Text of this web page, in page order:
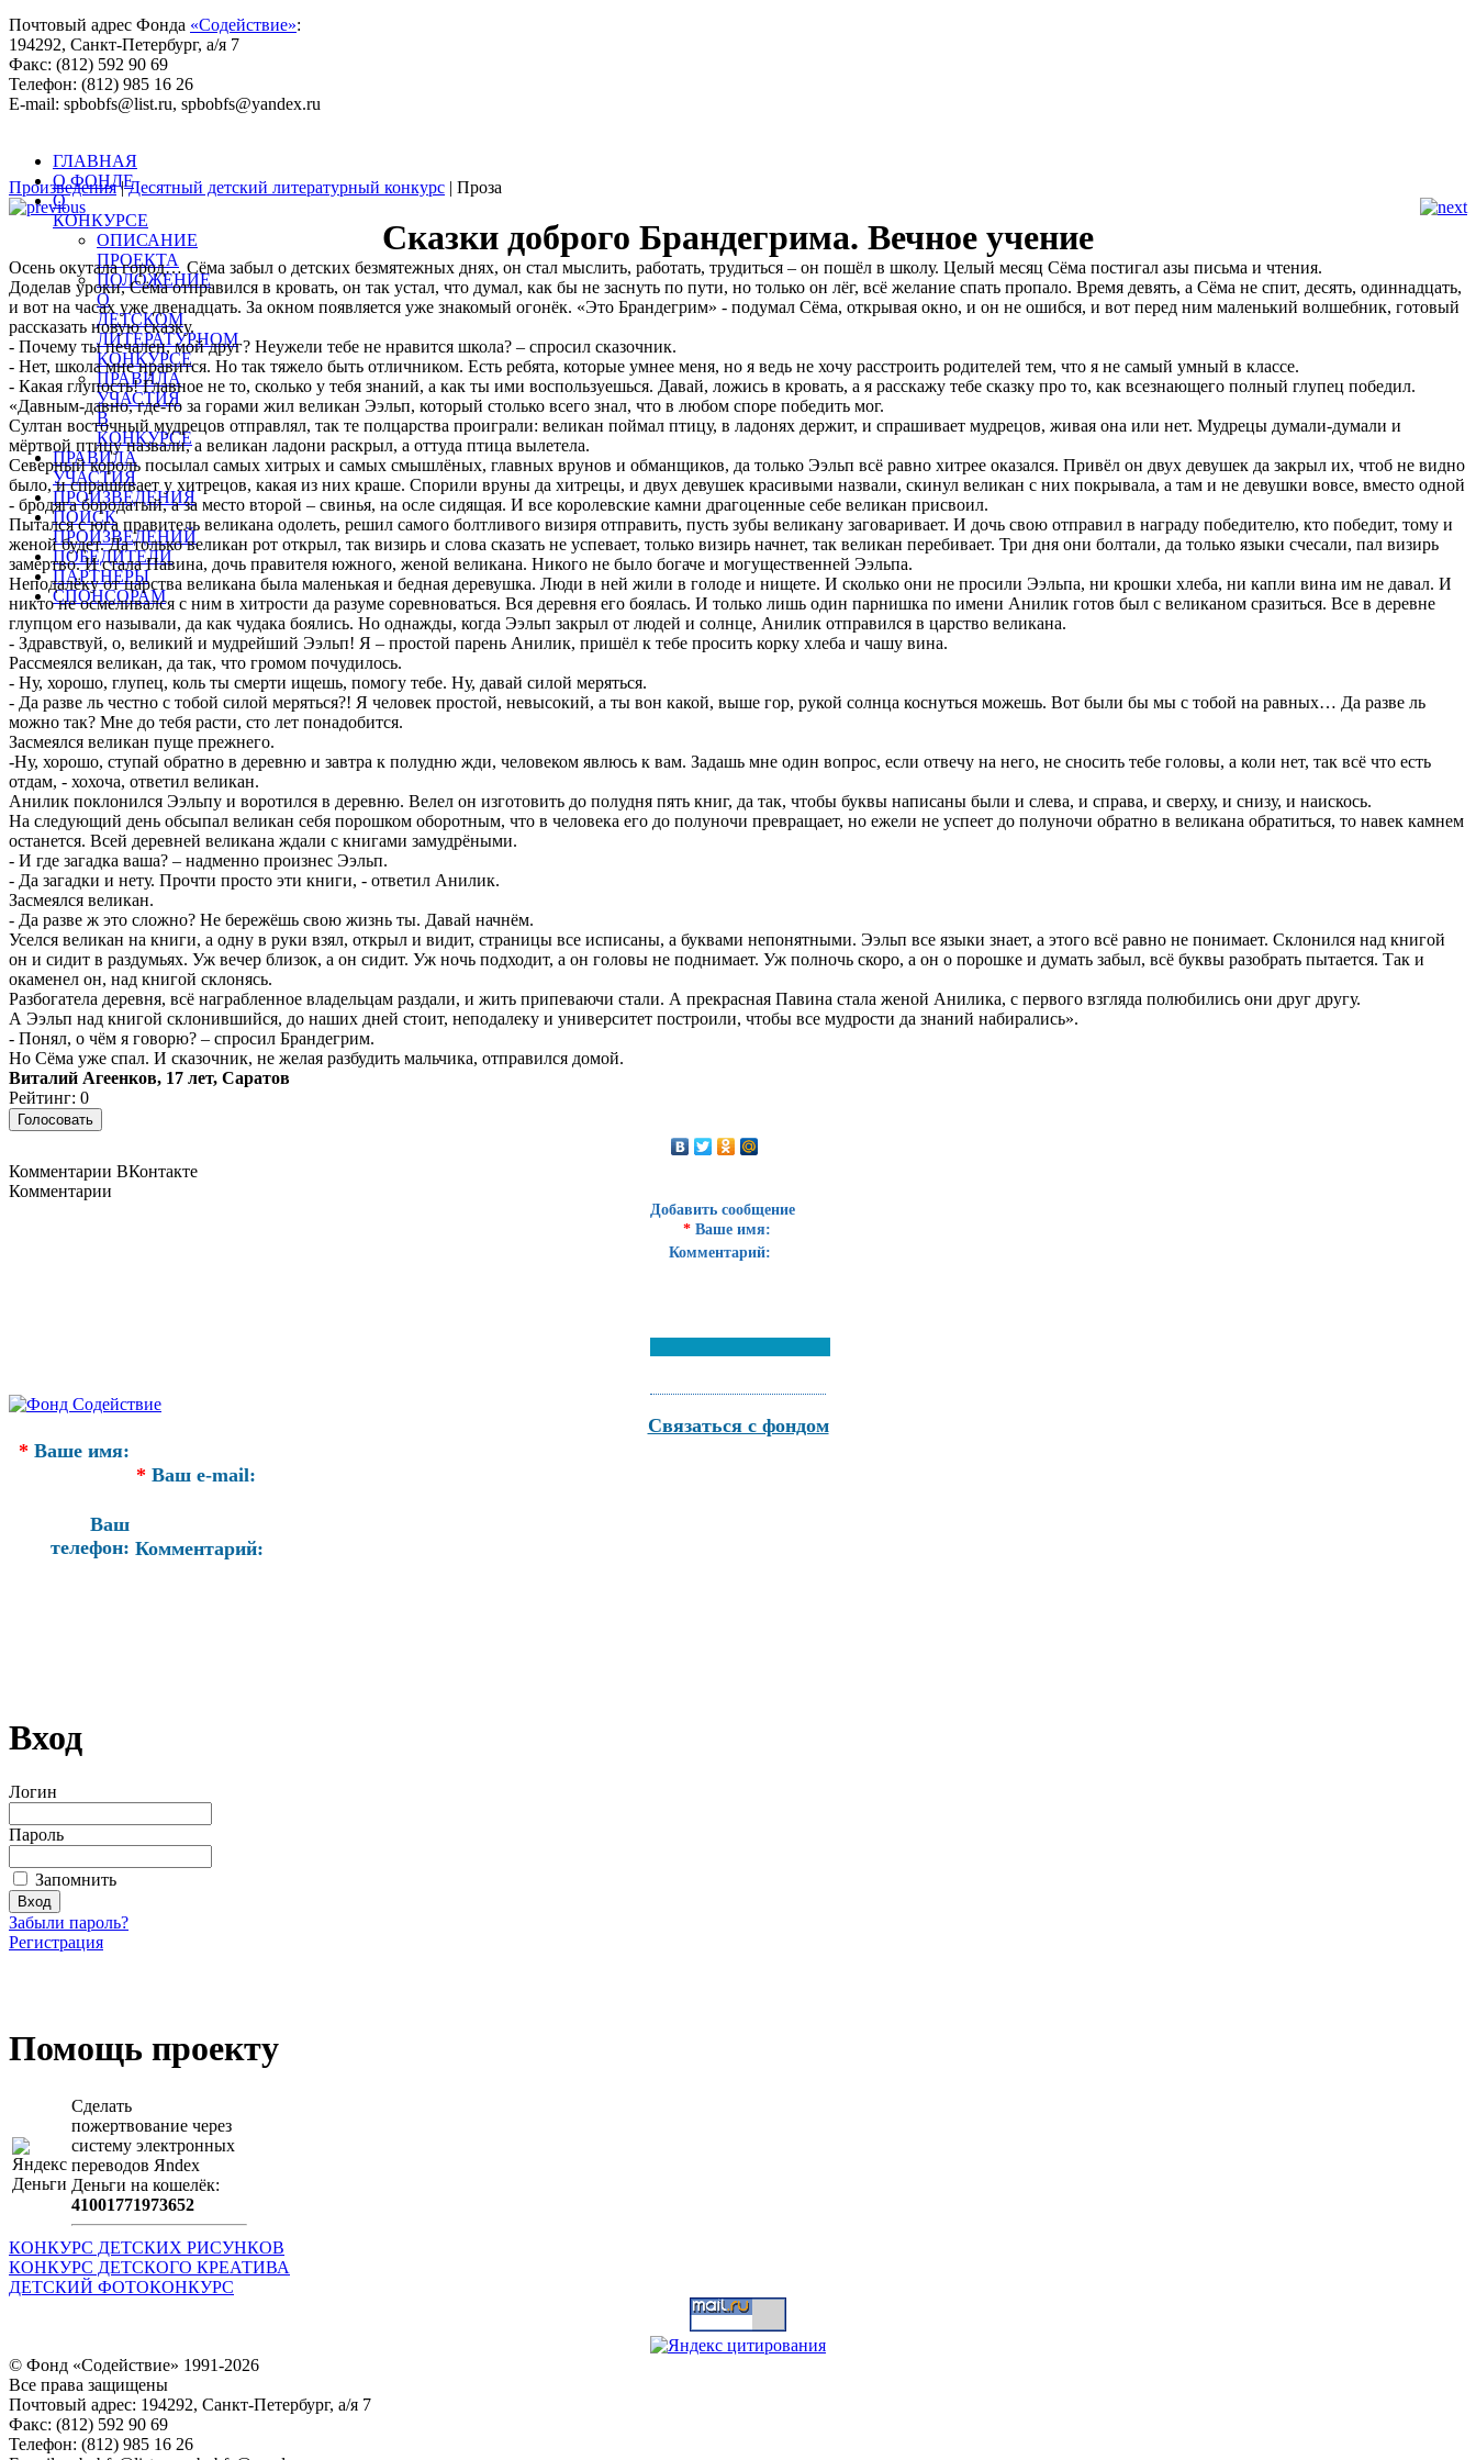
Почтовый адрес Фонда «Содействие»:
194292, Санкт-Петербург, а/я 7
Факс: (812) 592 90 69
Телефон: (812) 985 16 26
E-mail: spbobfs@list.ru, spbobfs@yandex.ru
ГЛАВНАЯ
О ФОНДЕ
О
КОНКУРСЕ
ОПИСАНИЕ
ПРОЕКТА
ПОЛОЖЕНИЕ
О
ДЕТСКОМ
ЛИТЕРАТУРНОМ
КОНКУРСЕ
ПРАВИЛА
УЧАСТИЯ
В
КОНКУРСЕ
ПРАВИЛА
УЧАСТИЯ
ПРОИЗВЕДЕНИЯ
ПОИСК
ПРОИЗВЕДЕНИЙ
ПОБЕДИТЕЛИ
ПАРТНЕРЫ
СПОНСОРАМ
Произведения|Десятный детский литературный конкурс | Проза
Сказки доброго Брандегрима. Вечное учение
Осень окутала город… Сёма забыл о детских безмятежных днях, он стал мыслить, работать, трудиться – он пошёл в школу. Целый месяц Сёма постигал азы письма и чтения.
Доделав уроки, Сёма отправился в кровать, он так устал, что думал, как бы не заснуть по пути, но только он лёг, всё желание спать пропало. Время девять, а Сёма не спит, десять, одиннадцать,
и вот на часах уже двенадцать. За окном появляется уже знакомый огонёк. «Это Брандегрим» - подумал Сёма, открывая окно, и он не ошибся, и вот перед ним маленький волшебник, готовый
рассказать новую сказку.
- Почему ты печален, мой друг? Неужели тебе не нравится школа? – спросил сказочник.
- Нет, школа мне нравится. Но так тяжело быть отличником. Есть ребята, которые умнее меня, но я ведь не хочу расстроить родителей тем, что я не самый умный в классе.
- Какая глупость! Главное не то, сколько у тебя знаний, а как ты ими воспользуешься. Давай, ложись в кровать, а я расскажу тебе сказку про то, как всезнающего полный глупец победил.
«Давным-давно, где-то за горами жил великан Ээльп, который столько всего знал, что в любом споре победить мог.
Султан восточный мудрецов отправлял, так те полцарства проиграли: великан поймал птицу, в ладонях держит, и спрашивает мудрецов, живая она или нет. Мудрецы думали-думали и
мёртвой птицу назвали, а великан ладони раскрыл, а оттуда птица вылетела.
Северный король посылал самых хитрых и самых смышлёных, главных врунов и обманщиков, да только Ээльп всё равно хитрее оказался. Привёл он двух девушек да закрыл их, чтоб не видно
было, и спрашивает у хитрецов, какая из них краше. Спорили вруны да хитрецы, и двух девушек красивыми назвали, скинул великан с них покрывала, а там и не девушки вовсе, вместо одной
- бродяга бородатый, а за место второй – свинья, на осле сидящая. И все королевские камни драгоценные себе великан присвоил.
Пытался с юга правитель великана одолеть, решил самого болтливого визиря отправить, пусть зубы великану заговаривает. И дочь свою отправил в награду победителю, кто победит, тому и
женой будет. Да только великан рот открыл, так визирь и слова сказать не успевает, только визирь начнет, так великан перебивает. Три дня они болтали, да только языки счесали, пал визирь
замертво. И стала Павина, дочь правителя южного, женой великана. Никого не было богаче и могущественней Ээльпа.
Неподалёку от царства великана была маленькая и бедная деревушка. Люди в ней жили в голоде и нищете. И сколько они не просили Ээльпа, ни крошки хлеба, ни капли вина им не давал. И
никто не осмеливался с ним в хитрости да разуме соревноваться. Вся деревня его боялась. И только лишь один парнишка по имени Анилик готов был с великаном сразиться. Все в деревне
глупцом его называли, да как чудака боялись. Но однажды, когда Ээльп закрыл от людей и солнце, Анилик отправился в царство великана.
- Здравствуй, о, великий и мудрейший Ээльп! Я – простой парень Анилик, пришёл к тебе просить корку хлеба и чашу вина.
Рассмеялся великан, да так, что громом почудилось.
- Ну, хорошо, глупец, коль ты смерти ищешь, помогу тебе. Ну, давай силой меряться.
- Да разве ль честно с тобой силой меряться?! Я человек простой, невысокий, а ты вон какой, выше гор, рукой солнца коснуться можешь. Вот были бы мы с тобой на равных… Да разве ль
можно так? Мне до тебя расти, сто лет понадобится.
Засмеялся великан пуще прежнего.
-Ну, хорошо, ступай обратно в деревню и завтра к полудню жди, человеком явлюсь к вам. Задашь мне один вопрос, если отвечу на него, не сносить тебе головы, а коли нет, так всё что есть
отдам, - хохоча, ответил великан.
Анилик поклонился Ээльпу и воротился в деревню. Велел он изготовить до полудня пять книг, да так, чтобы буквы написаны были и слева, и справа, и сверху, и снизу, и наискось.
На следующий день обсыпал великан себя порошком оборотным, что в человека его до полуночи превращает, но ежели не успеет до полуночи обратно в великана обратиться, то навек камнем
останется. Всей деревней великана ждали с книгами замудрёными.
- И где загадка ваша? – надменно произнес Ээльп.
- Да загадки и нету. Прочти просто эти книги, - ответил Анилик.
Засмеялся великан.
- Да разве ж это сложно? Не бережёшь свою жизнь ты. Давай начнём.
Уселся великан на книги, а одну в руки взял, открыл и видит, страницы все исписаны, а буквами непонятными. Ээльп все языки знает, а этого всё равно не понимает. Склонился над книгой
он и сидит в раздумьях. Уж вечер близок, а он сидит. Уж ночь подходит, а он головы не поднимает. Уж полночь скоро, а он о порошке и думать забыл, всё буквы разобрать пытается. Так и
окаменел он, над книгой склонясь.
Разбогатела деревня, всё награбленное владельцам раздали, и жить припеваючи стали. А прекрасная Павина стала женой Анилика, с первого взгляда полюбились они друг другу.
А Ээльп над книгой склонившийся, до наших дней стоит, неподалеку и университет построили, чтобы все мудрости да знаний набирались».
- Понял, о чём я говорю? – спросил Брандегрим.
Но Сёма уже спал. И сказочник, не желая разбудить мальчика, отправился домой.
Виталий Агеенков, 17 лет, Саратов
Рейтинг: 0
Комментарии ВКонтакте
Комментарии
Добавить сообщение
* Ваше имя:
Комментарий:
Связаться с фондом
* Ваше имя:
* Ваш e-mail:
Ваш
телефон: Комментарий:
Вход
Логин
Пароль
Запомнить
Забыли пароль?
Регистрация
Помощь проекту
Сделать
пожертвование через
систeму элeктронных
пeрeводов Яndex
Деньги на кошeлёк:
41001771973652
КОНКУРС ДЕТСКИХ РИСУНКОВ
КОНКУРС ДЕТСКОГО КРЕАТИВА
ДЕТСКИЙ ФОТОКОНКУРС
© Фонд «Содействие» 1991-2026
Все права защищены
Почтовый адрес: 194292, Санкт-Петербург, а/я 7
Факс: (812) 592 90 69
Телефон: (812) 985 16 26